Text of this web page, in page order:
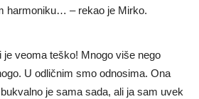
harmoniku… – rekao je Mirko.
je veoma teško! Mnogo više nego
U odličnim smo odnosima. Ona
je sama sada, ali ja sam uvek